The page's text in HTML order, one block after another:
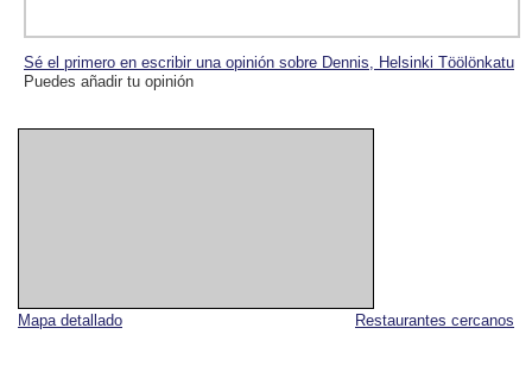
Restaurantes cercanos
Mapa detallado
Sé el primero en escribir una opinión sobre Dennis, Helsinki Töölönkatu
Puedes añadir tu opinión